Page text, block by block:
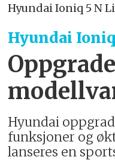
Hyundai Ioniq 5 N
Hyundai
Hyundai
funksjoner og
lanseres en